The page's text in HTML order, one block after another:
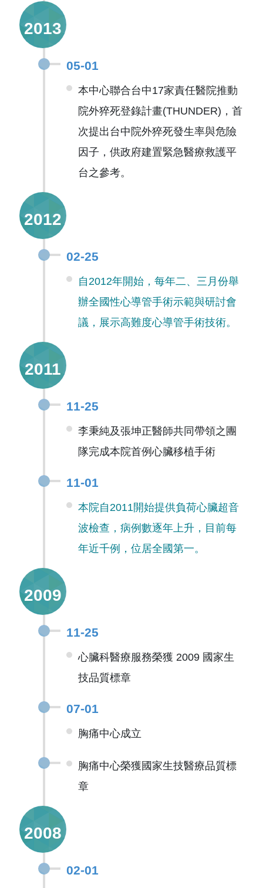
2013
05-01
本中心聯合台中17家責任醫院推動
院外猝死登錄計畫(THUNDER)，首
次提出台中院外猝死發生率與危險
因子，供政府建置緊急醫療救護平
台之參考。
2012
02-25
自2012年開始，每年二、三月份舉
辦全國性心導管手術示範與研討會
議，展示高難度心導管手術技術。
2011
11-25
李秉純及張坤正醫師共同帶領之團
隊完成本院首例心臟移植手術
11-01
本院自2011開始提供負荷心臟超音
波檢查，病例數逐年上升，目前每
年近千例，位居全國第一。
2009
11-25
心臟科醫療服務榮獲 2009 國家生
技品質標章
07-01
胸痛中心成立
胸痛中心榮獲國家生技醫療品質標
章
2008
02-01